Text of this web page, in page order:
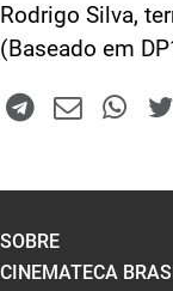
Rodrigo Silva,
(Baseado em
SOBRE
CINEMATECA